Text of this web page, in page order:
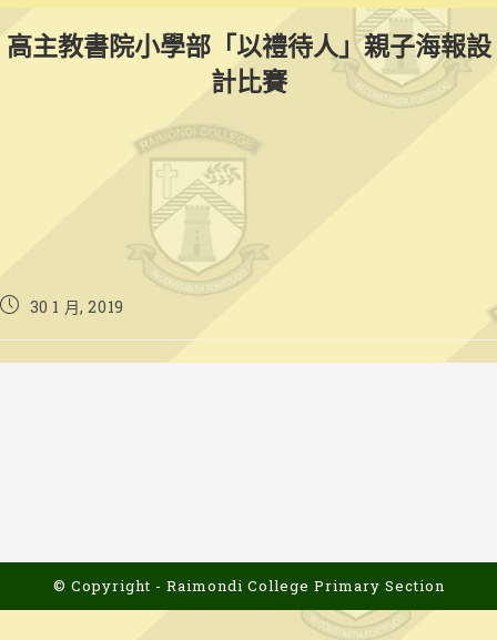
高主教書院小學部「以禮待人」親子海報設
計比賽
Post30 1 月, 2019
© Copyright - Raimondi College Primary Section